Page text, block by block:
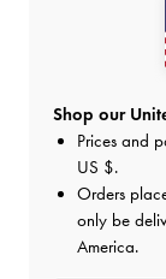
Shop our
Prices and
US $.
Orders
only be
America.